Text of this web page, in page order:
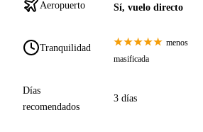
Aeropuerto Sí, vuelo directo
Tranquilidad ★★★★★ menos
masificada
Días
recomendados
3 días